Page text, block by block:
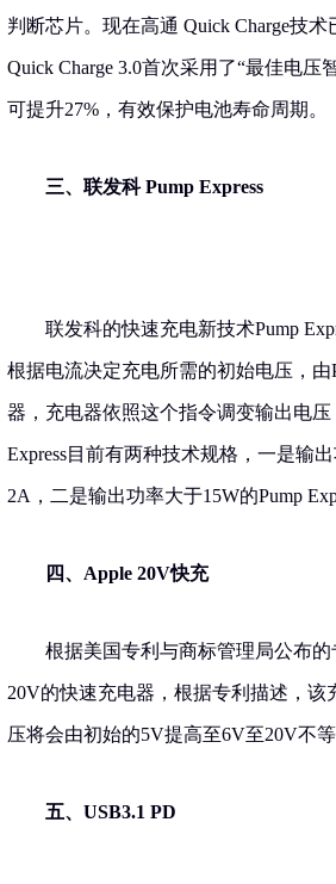
判断芯片。现在高通 Quick Charge技
Quick Charge 3.0首次采用了“最佳电压
可提升27%，有效保护电池寿命周期。
三、联发科 Pump Express
联发科的快速充电新技术Pump
根据电流决定充电所需的初始电压，
器，充电器依照这个指令调变输出电
Express目前有两种技术规格，一是输
2A，二是输出功率大于15W的Pump
四、Apple 20V快充
根据美国专利与商标管理局公布
20V的快速充电器，根据专利描述，
压将会由初始的5V提高至6V至20V不
五、USB3.1 PD